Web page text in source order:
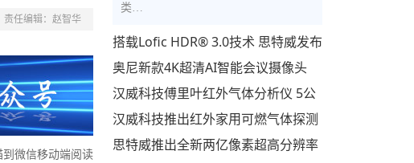
责任编辑：赵智华
到微信移动端阅读
类…
搭载Lofic HDR® 3.0技术 思特威发布
全新5000万像素1.0μm像素尺寸超高
动态范围CMOS图像
奥尼新款4K超清AI智能会议摄像头
C98Pro即将上市
汉威科技傅里叶红外气体分析仪 5公
里开外，500种气体，一眼便知！
汉威科技推出红外家用可燃气体探测
器
思特威推出全新两亿像素超高分辨率